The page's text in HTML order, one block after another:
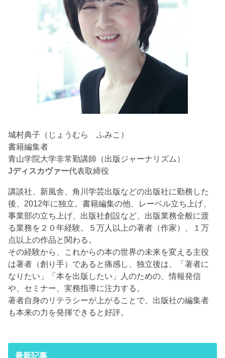
城村典子（じょうむら ふみこ）
書籍編集者
青山学院大学非常勤講師（出版ジャーナリズム）
Jディスカヴァー代表取締役
講談社、新風舎、角川学芸出版などの出版社に勤務した
後、2012年に独立。書籍編集の他、レーベル立ち上げ、
事業部の立ち上げ、出版社創設など、出版業務全般に渡
る業務を２０年経験。５万人以上の著者（作家）、１万
点以上の作品と関わる。
その経験から、これからの本の世界の未来を変える主役
は著者（創り手）であると痛感し、独立後は、「著者に
なりたい」「本を出版したい」人のための、情報発信
や、セミナー、実務指導に注力する。
著者自身のリテラシーが上がることで、出版社の編集者
も本来の力を発揮できると好評。
最新記事